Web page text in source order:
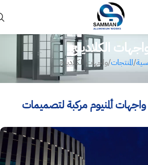
الكلادينج
المنتجات واجهات الكلادينج
ألمنيوم مركبة لتصميمات